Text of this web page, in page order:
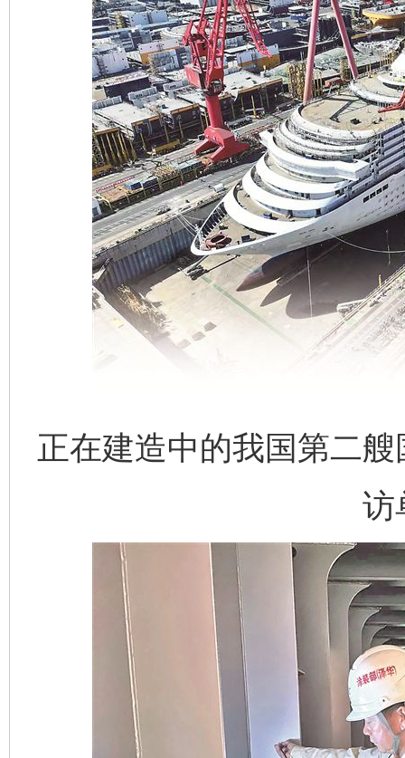
正在建造中的我国第二艘
访